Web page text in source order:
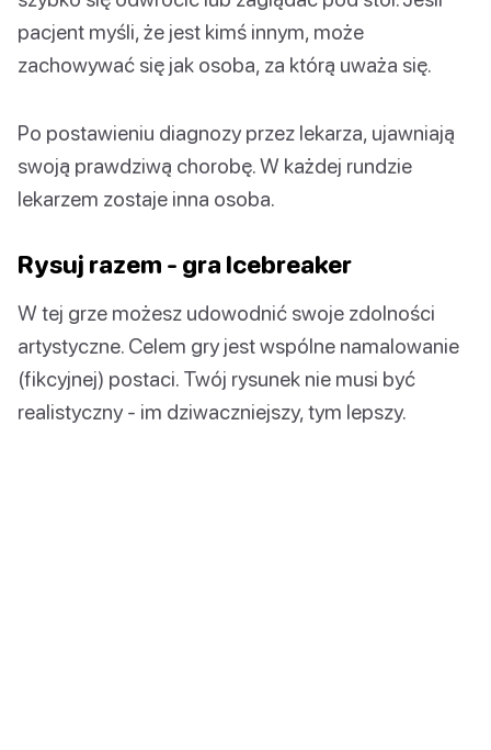
pacjent myśli, że jest kimś innym, może
zachowywać się jak osoba, za którą uważa się.
Po postawieniu diagnozy przez lekarza, ujawniają
swoją prawdziwą chorobę. W każdej rundzie
lekarzem zostaje inna osoba.
Rysuj razem - gra Icebreaker
W tej grze możesz udowodnić swoje zdolności
artystyczne. Celem gry jest wspólne namalowanie
(fikcyjnej) postaci. Twój rysunek nie musi być
realistyczny - im dziwaczniejszy, tym lepszy.